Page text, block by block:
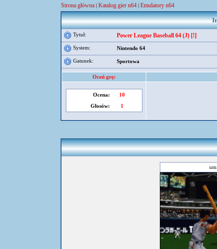
Strona główna | Katalog gier n64 | Emulatory n64
Tytuł: Power League Baseball 64 (J) [!]
System: Nintendo 64
Gatunek: Sportowa
Oceń grę:
Ocena:
10
Głosów:
1